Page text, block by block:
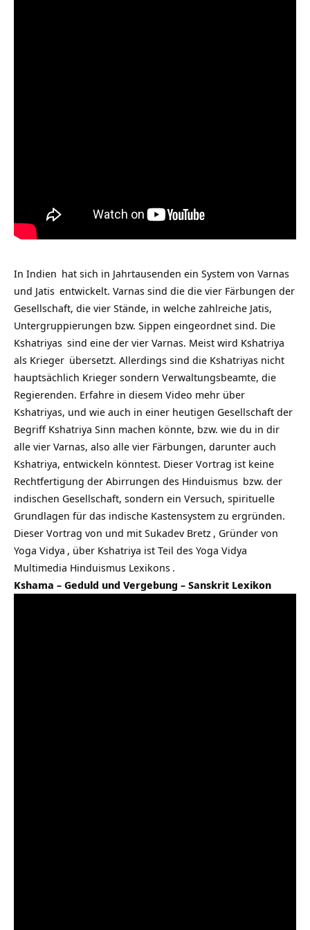
In Indien hat sich in Jahrtausenden ein System von Varnas
und Jatis entwickelt. Varnas sind die die vier Färbungen der
Gesellschaft, die vier Stände, in welche zahlreiche Jatis,
Untergruppierungen bzw. Sippen eingeordnet sind. Die
Kshatriyas sind eine der vier Varnas. Meist wird Kshatriya
als Krieger übersetzt. Allerdings sind die Kshatriyas nicht
hauptsächlich Krieger sondern Verwaltungsbeamte, die
Regierenden. Erfahre in diesem Video mehr über
Kshatriyas, und wie auch in einer heutigen Gesellschaft der
Begriff Kshatriya Sinn machen könnte, bzw. wie du in dir
alle vier Varnas, also alle vier Färbungen, darunter auch
Kshatriya, entwickeln könntest. Dieser Vortrag ist keine
Rechtfertigung der Abirrungen des Hinduismus bzw. der
indischen Gesellschaft, sondern ein Versuch, spirituelle
Grundlagen für das indische Kastensystem zu ergründen.
Dieser Vortrag von und mit Sukadev Bretz , Gründer von
Yoga Vidya , über Kshatriya ist Teil des Yoga Vidya
Multimedia Hinduismus Lexikons .
Kshama – Geduld und Vergebung – Sanskrit Lexikon